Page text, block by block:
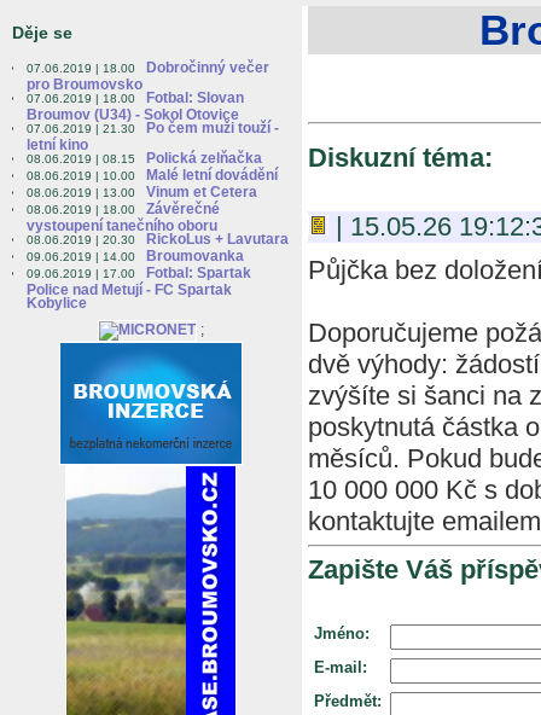
Děje se
07.06.2019 | 18.00 Dobročinný večer
pro Broumovsko
07.06.2019 | 18.00
Fotbal: Slovan
Broumov (U34) - Sokol Otovice
07.06.2019 | 21.30
Po čem muži touží -
letní kino
08.06.2019 | 08.15
Polická zelňačka
08.06.2019 | 10.00 Malé letní dovádění
08.06.2019 | 13.00 Vinum et Cetera
08.06.2019 | 18.00 Závěrečné
vystoupení tanečního oboru
08.06.2019 | 20.30
RickoLus + Lavutara
09.06.2019 | 14.00 Broumovanka
09.06.2019 | 17.00 Fotbal: Spartak
Police nad Metují - FC Spartak
Kobylice
;
Diskuzní téma:
| 15.05.26
Půjčka bez
Doporučujeme
dvě výhody:
zvýšíte si šanci na
poskytnutá částka
měsíců. Pokud
10 000 000 Kč s
kontaktujte
Zapište Váš
Jméno:
E-mail:
Předmět: